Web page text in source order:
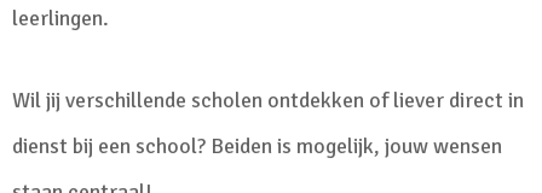
leerlingen.
Wil jij verschillende scholen ontdekken of liever direct in
dienst bij een school? Beiden is mogelijk, jouw wensen